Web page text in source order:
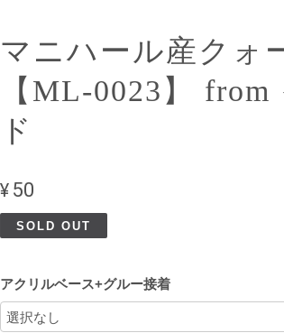
マニハール産クォ
【ML-0023】 from
ド
¥50
SOLD OUT
アクリルベース+グルー接着